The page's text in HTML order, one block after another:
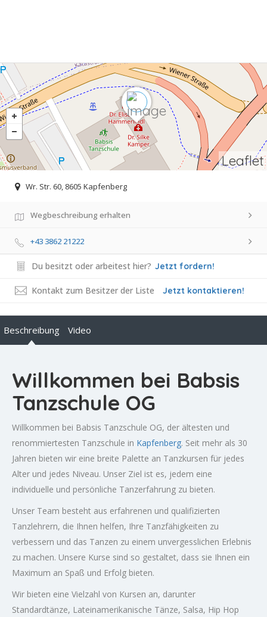
Leaflet
Wr. Str. 60, 8605 Kapfenberg
Wegbeschreibung erhalten
+43 3862 21222
Du besitzt oder arbeitest hier? Jetzt fordern!
Kontakt zum Besitzer der Liste Jetzt kontaktieren!
Beschreibung Video
Willkommen bei Babsis
Tanzschule OG
Willkommen bei Babsis Tanzschule OG, der ältesten und
renommiertesten Tanzschule in Kapfenberg. Seit mehr als 30
Jahren bieten wir eine breite Palette an Tanzkursen für jedes
Alter und jedes Niveau. Unser Ziel ist es, jedem eine
individuelle und persönliche Tanzerfahrung zu bieten.
Unser Team besteht aus erfahrenen und qualifizierten
Tanzlehrern, die Ihnen helfen, Ihre Tanzfähigkeiten zu
verbessern und das Tanzen zu einem unvergesslichen Erlebnis
zu machen. Unsere Kurse sind so gestaltet, dass sie Ihnen ein
Maximum an Spaß und Erfolg bieten.
Wir bieten eine Vielzahl von Kursen an, darunter
Standardtänze, Lateinamerikanische Tänze, Salsa, Hip Hop